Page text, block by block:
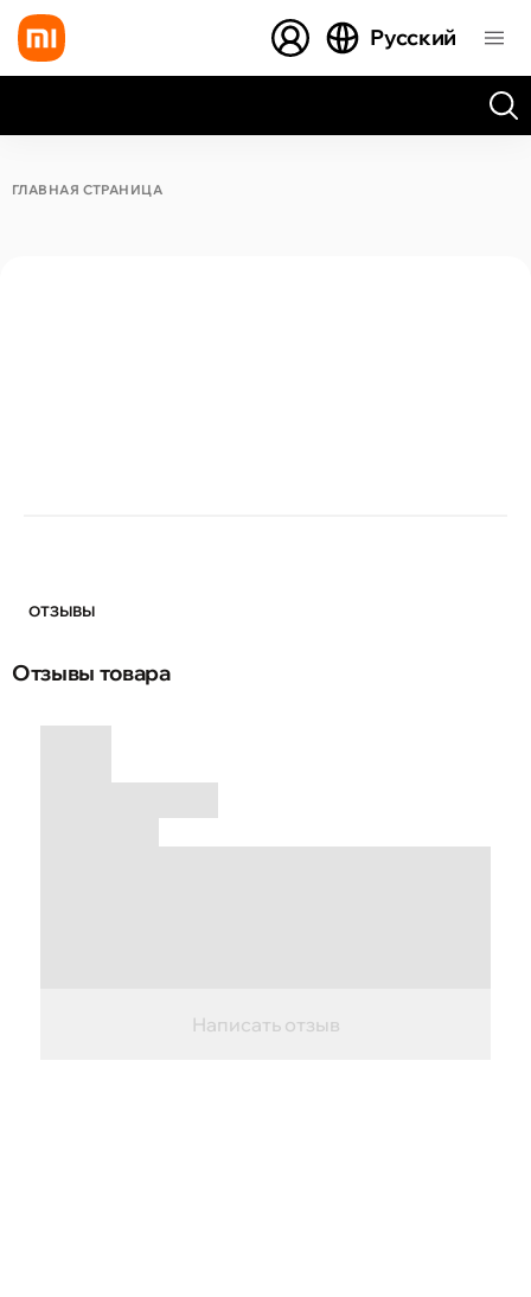
Русский
ГЛАВНАЯ СТРАНИЦА
ОТЗЫВЫ
Отзывы товара
Написать отзыв